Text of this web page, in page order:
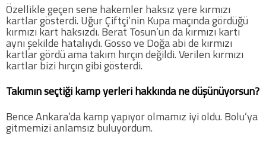
Özellikle geçen sene hakemler haksız yere kırmızı
kartlar gösterdi. Uğur Çiftçi’nin Kupa maçında gördüğü
kırmızı kart haksızdı. Berat Tosun’un da kırmızı kartı
aynı şekilde hatalıydı. Gosso ve Doğa abi de kırmızı
kartlar gördü ama takım hırçın değildi. Verilen kırmızı
kartlar bizi hırçın gibi gösterdi.
Takımın seçtiği kamp yerleri hakkında ne düşünüyorsun?
Bence Ankara’da kamp yapıyor olmamız iyi oldu. Bolu’ya
gitmemizi anlamsız buluyordum.